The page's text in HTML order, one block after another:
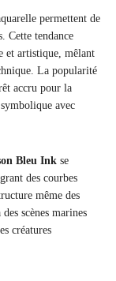
permettent de
Cette tendance
et artistique, mêlant
La popularité
accru pour la
avec
Bleu Ink se
des courbes
même des
scènes marines
créatures